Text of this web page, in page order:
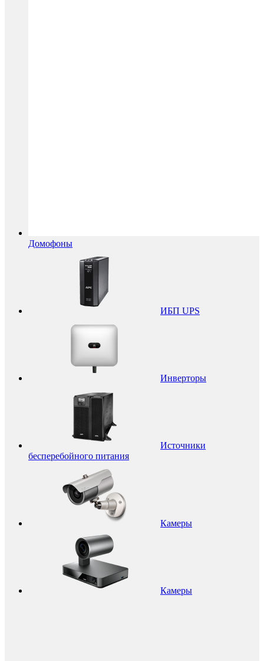
Домофоны
ИБП UPS
Инверторы
Источники
бесперебойного питания
Камеры
Камеры